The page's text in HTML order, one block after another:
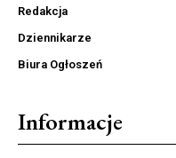
Redakcja
Dziennikarze
Biura Ogłoszeń
Informacje